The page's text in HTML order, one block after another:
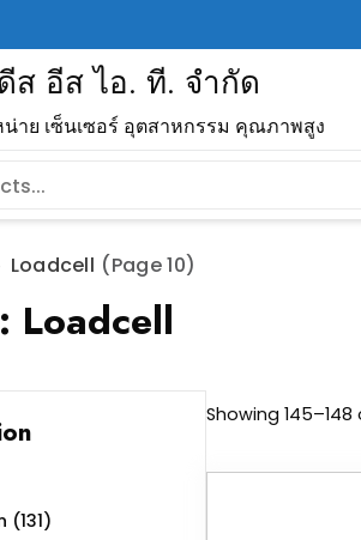
ส อีส ไอ. ที. จำกัด
าย เซ็นเซอร์ อุตสาหกรรม คุณภาพสูง
Loadcell (Page 10)
Loadcell
Showing 145–148
(131)